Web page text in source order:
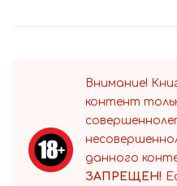
Внимание!
контент
данного
ЗАПРЕЩЕН!